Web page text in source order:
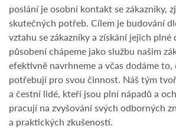
poslání je osobní kontakt se zákazníky,
skutečných potřeb. Cílem je budování
vztahu se zákazníky a získání jejich plné
působení chápeme jako službu našim
efektivně navrhneme a včas dodáme
potřebují pro svou činnost. Náš tým
a čestní lidé, kteří jsou plní nápadů a
pracují na zvyšování svých odborných
a praktických zkušeností.